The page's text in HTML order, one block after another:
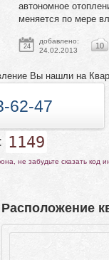
автономное
меняется по мере
24
добавлено:
24.02.2013
10
Вы нашли на
62-47
1149
не забудьте сказать код
Расположение